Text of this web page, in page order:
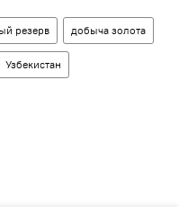
резерв добыча золота
Узбекистан